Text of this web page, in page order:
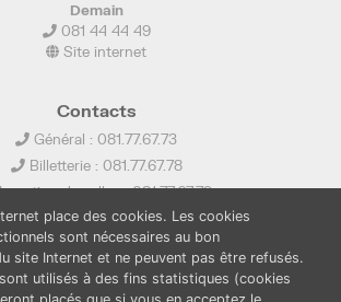
Demain
081 44 44 49
Site internet
Contacts
Général : 081.77.67.73
Billetterie : 081.77.67.78
de salles : 081.77.67.79
info@ledelta.be
place des cookies. Les cookies
sont nécessaires au bon
site Internet et ne peuvent pas être refusés.
sont utilisés à des fins statistiques (cookies